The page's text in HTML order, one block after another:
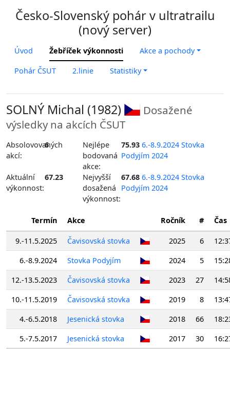
Česko-Slovenský pohár v ultratrailu
(nový server)
Úvod Žebříček výkonnosti Akce a pochody
Pohár ČSUT 2.linie Statistiky
SOLNÝ Michal (1982)
Dosažené
výsledky na akcích ČSUT
Absolovovaných
akcí:
6
Nejlépe
bodovaná
akce:
75.93 6.-8.9.2024 Stovka
Podyjím 2024
Aktuální
výkonnost:
67.23
Nejvyšší
dosažená
výkonnost:
67.68 6.-8.9.2024 Stovka
Podyjím 2024
Termín Akce Ročník # Čas
9.-11.5.2025 Čavisovská stovka 2025 6
6.-8.9.2024
Stovka Podyjím 2024 5
12.-13.5.2023
Čavisovská stovka 2023 27
10.-11.5.2019
Čavisovská stovka 2019 8
4.-6.5.2018
Jesenická stovka 2018 66
5.-7.5.2017
Jesenická stovka 2017 30